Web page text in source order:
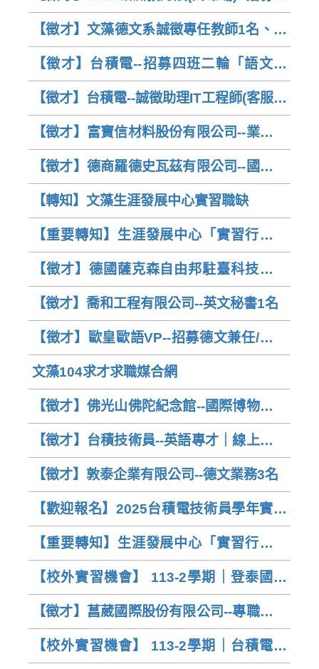
譯工讀生
【徵才】文藻德文系誠徵專任教師1名、兼
任教師2名
【徵才】台積電--招募四班二輪「語文專
才」正職技術員
【徵才】台積電--誠徵助理IT工程師(客服中
心)
【徵才】富寶信材料股份有限公司--業務助
理（內勤／船務）
【徵才】德商羅德史瓦茲有限公司--國內外
勤業務
【轉知】文藻生涯發展中心實習職缺
【重要轉知】生涯發展中心「實習行前說
明會」｜114-2學期有意申請實習的德文系
同學請務必擇一場參加
【徵才】德國薩克森自由邦駐臺科技辦事
處--誠徵行政專案經理
【徵才】喬和工程有限公司--英文秘書1名
【徵才】歐皇歐語VP--招募德文兼任/全職
教師
文藻104求才求職媒合網
【徵才】佛光山佛陀紀念館--國際博物館文
化教育工作者
【徵才】台積技術員--英語專才｜線上徵才
說明會
【徵才】敦泰企業有限公司--德文業務3名
【歡迎報名】2025台積電技術員學年實習
（含4/18說明會資訊）
【重要轉知】生涯發展中心「實習行前說
明會」｜114-1學期有意申請實習的德文系
同學請務必擇一場參加
【校外實習機會】 113-2學期｜登泰國際
物流有限公司 (報名至:113年12月20日中
午12:00前)
【徵才】菖葳國際股份有限公司--專職德語
專業人員
【校外實習機會】 113-2學期｜台積電實
習職缺 (報名至:113年10月9日前)